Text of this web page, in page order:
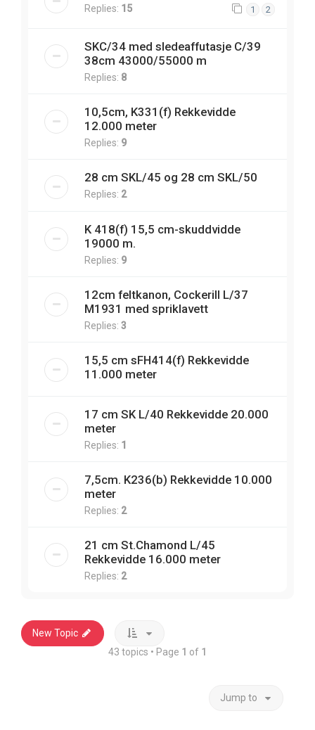
Replies: 15 1 2
SKC/34 med sledeaffutasje C/39
38cm 43000/55000 m
Replies: 8
10,5cm, K331(f) Rekkevidde
12.000 meter
Replies: 9
28 cm SKL/45 og 28 cm SKL/50
Replies: 2
K 418(f) 15,5 cm-skuddvidde
19000 m.
Replies: 9
12cm feltkanon, Cockerill L/37
M1931 med spriklavett
Replies: 3
15,5 cm sFH414(f) Rekkevidde
11.000 meter
17 cm SK L/40 Rekkevidde 20.000
meter
Replies: 1
7,5cm. K236(b) Rekkevidde 10.000
meter
Replies: 2
21 cm St.Chamond L/45
Rekkevidde 16.000 meter
Replies: 2
New Topic
43 topics • Page 1 of 1
Jump to